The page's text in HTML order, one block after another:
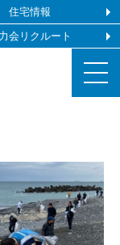
住宅情報
会リクルート